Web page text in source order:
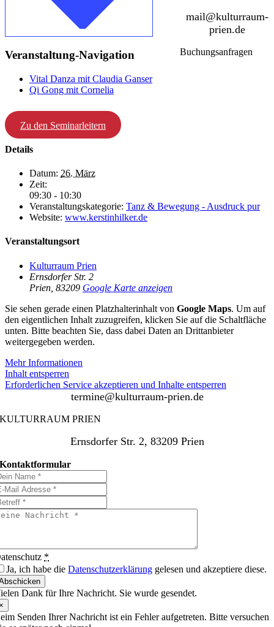
Veranstaltung-Navigation
Vital Danza mit Claudia Ganser
Qi Gong mit Cornelia
Zu den Seminarleitern
Details
Datum: 26. März
Zeit:
09:30 - 10:30
Veranstaltungskategorie: Tanz & Bewegung - Ausdruck pur
Website: www.kerstinhilker.de
Veranstaltungsort
Kulturraum Prien
Ernsdorfer Str. 2
Prien 83209 Google Karte anzeigen
Sie sehen gerade einen Platzhalterinhalt von Google Maps. Um auf
den eigentlichen Inhalt zuzugreifen, klicken Sie auf die Schaltfläche
unten. Bitte beachten Sie, dass dabei Daten an Drittanbieter
weitergegeben werden.
Mehr Informationen
Inhalt entsperren
Erforderlichen Service akzeptieren und Inhalte entsperren
mail@kulturraum-
prien.de
Buchungsanfragen
termine@kulturraum-prien.de
KULTURRAUM PRIEN
Ernsdorfer Str. 2, 83209 Prien
Kontaktformular
*
Ja, ich habe dieDatenschutzerklärung gelesen und akzeptiere diese.
Dank für Ihre Nachricht. Sie wurde gesendet.
Senden Ihrer Nachricht ist ein Fehler aufgetreten. Bitte versuchen